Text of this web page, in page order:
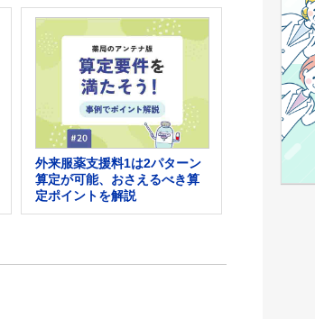
外来服薬支援料1は2パターン
算定が可能、おさえるべき算
定ポイントを解説